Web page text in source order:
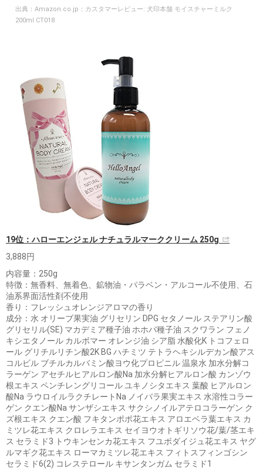
出典： Amazon.co.jp：カスタマーレビュー: 犬印本舗 モイスチャーミルク
200ml CT018
19位：ハローエンジェル ナチュラルマーククリーム 250g
3,888円
内容量：250g
特徴：無香料、無着色、鉱物油・パラベン・アルコール不使用、石
油系界面活性剤不使用
香り：フレッシュオレンジアロマの香り
成分：水 オリーブ果実油 グリセリン DPG セタノール ステアリン酸
グリセリル(SE) マカデミア種子油 ホホバ種子油 スクワラン フェノ
キシエタノール カルボマー オレンジ油 シア脂 水酸化K トコフェロ
ール グリチルリチン酸2K BG ハチミツ テトラヘキシルデカン酸アス
コルビル ブチルカルバミン酸ヨウ化プロピニル 温泉水 加水分解コ
ラーゲン アセチルヒアルロン酸Na 加水分解ヒアルロン酸 カンゾウ
根エキス ペンチレングリコール ユキノシタエキス 葉酸 ヒアルロン
酸Na ラウロイルラクチレートNa ノイバラ果実エキス 水溶性コラー
ゲン クエン酸Na サンザシエキス サクシノイルアテロコラーゲン ク
ズ根エキス クエン酸 フキタンポポ花エキス アロエベラ葉エキス カ
ミツレ花エキス クロレラエキス セイヨウオトギリソウ花/葉/茎エキ
ス セラミド3 トウキンセンカ花エキス フユボダイジュ花エキス ヤグ
ルマギク花エキス ローマカミツレ花エキス フィトスフィンゴシン
セラミド6(2) コレステロール キサンタンガム セラミド1